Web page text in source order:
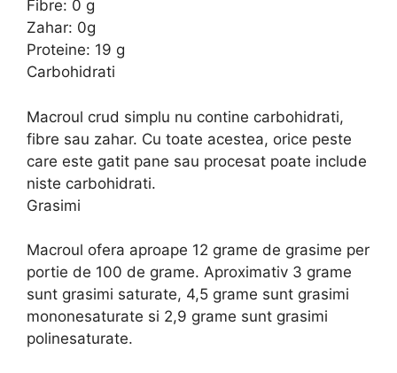
Fibre: 0 g
Zahar: 0g
Proteine: 19 g
Carbohidrati
Macroul crud simplu nu contine carbohidrati,
fibre sau zahar. Cu toate acestea, orice peste
care este gatit pane sau procesat poate include
niste carbohidrati.
Grasimi
Macroul ofera aproape 12 grame de grasime per
portie de 100 de grame. Aproximativ 3 grame
sunt grasimi saturate, 4,5 grame sunt grasimi
mononesaturate si 2,9 grame sunt grasimi
polinesaturate.